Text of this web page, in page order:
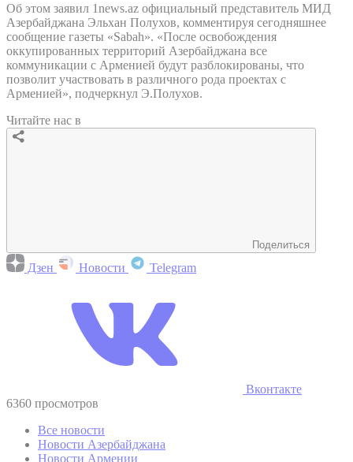
Об этом заявил 1news.az официальный представитель МИД
Азербайджана Эльхан Полухов, комментируя сегодняшнее
сообщение газеты «Sabah». «После освобождения
оккупированных территорий Азербайджана все
коммуникации с Арменией будут разблокированы, что
позволит участвовать в различного рода проектах с
Арменией», подчеркнул Э.Полухов.
Читайте нас в
Поделиться
Дзен Новости Telegram
Вконтакте
6360 просмотров
Все новости
Новости Азербайджана
Новости Армении